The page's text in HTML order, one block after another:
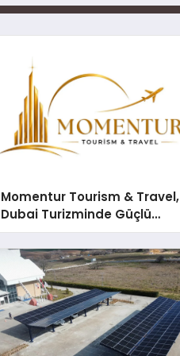
Momentur Tourism & Travel,
Dubai Turizminde Güçlü
Operasyon Ağıyla Fark
Yaratıyor